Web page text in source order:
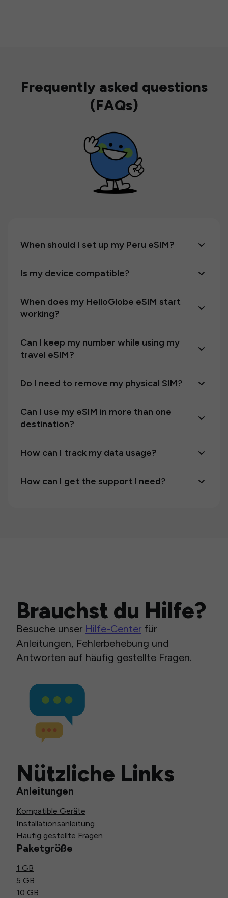
Frequently asked questions
(FAQs)
When should I set up my Peru eSIM?
Is my device compatible?
When does my HelloGlobe eSIM start
working?
Can I keep my number while using my
travel eSIM?
Do I need to remove my physical SIM?
Can I use my eSIM in more than one
destination?
How can I track my data usage?
How can I get the support I need?
Brauchst du Hilfe?
Besuche unser Hilfe-Center für
Anleitungen, Fehlerbehebung und
Antworten auf häufig gestellte Fragen.
Nützliche Links
Anleitungen
Kompatible Geräte
Installationsanleitung
Häufig gestellte Fragen
Paketgröße
1 GB
5 GB
10 GB